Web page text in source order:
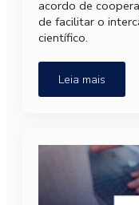
acordo de
de facilitar o
científico.
Leia mais